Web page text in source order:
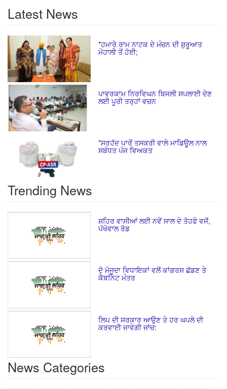
Latest News
*ਹਮਾਰੇ ਰਾਮ ਨਾਟਕ ਦੇ ਮੰਚਨ ਦੀ ਸ਼ੁਰੂਆਤ
ਮੋਹਾਲੀ ਤੋਂ ਹੋਈ;
ਪਾਵਰਕਾਮ ਨਿਰਵਿਘਨ ਬਿਜਲੀ ਸਪਲਾਈ ਦੇਣ
ਲਈ ਪੂਰੀ ਤਰ੍ਹਾਂ ਵਚਨ
*ਸਰਹੱਦ ਪਾਰੋਂ ਤਸਕਰੀ ਵਾਲੇ ਮਾਡਿਊਲ ਨਾਲ
ਸਬੰਧਤ ਪੰਜ ਵਿਅਕਤ
Trending News
ਸ਼ਹਿਰ ਵਾਸੀਆਂ ਲਈ ਨਵੇਂ ਸਾਲ ਦੇ ਤੋਹਫੇ ਵਜੋਂ,
ਪੱਖੋਵਾਲ ਰੋਡ
ਦੋ ਮੋਜੂਦਾ ਵਿਧਾਇਕਾਂ ਵਲੋਂ ਕਾਂਗਰਸ ਛੱਡਣ ਤੇ
ਕੈਬਨਿਟ ਮੰਤਰ
ਲਿਪ ਦੀ ਸਰਕਾਰ ਆਉਣ ਤੇ ਹਰ ਘਪਲੇ ਦੀ
ਕਰਵਾਈ ਜਾਵੇਗੀ ਜਾਂਚ:
News Categories